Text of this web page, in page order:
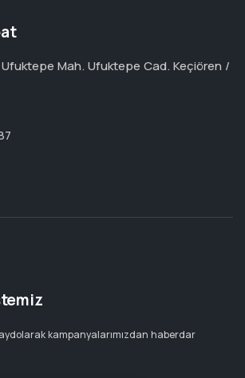
Mah. Ufuktepe Cad. Keçiören /
kampanyalarımızdan haberdar